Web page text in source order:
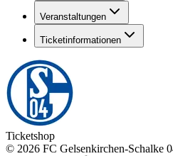
Veranstaltungen
Ticketinformationen
Ticketshop
© 2026 FC Gelsenkirchen-Schalke